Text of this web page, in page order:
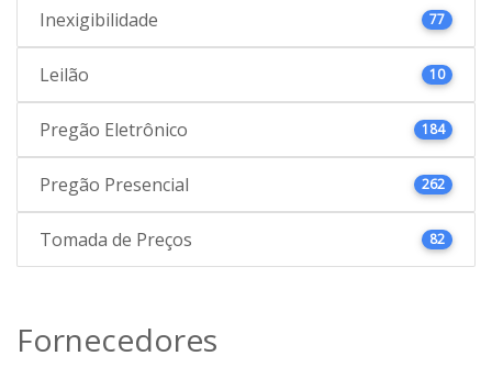
Inexigibilidade 77
Leilão 10
Pregão Eletrônico 184
Pregão Presencial 262
Tomada de Preços 82
Fornecedores